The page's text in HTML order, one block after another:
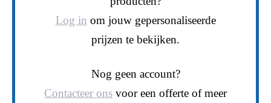
Log in om jouw gepersonaliseerde
prijzen te bekijken.
Nog geen account?
Contacteer ons voor een offerte of meer